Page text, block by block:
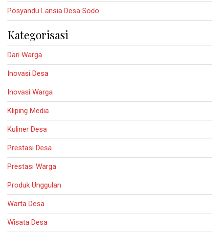
Posyandu Lansia Desa Sodo
Kategorisasi
Dari Warga
Inovasi Desa
Inovasi Warga
Kliping Media
Kuliner Desa
Prestasi Desa
Prestasi Warga
Produk Unggulan
Warta Desa
Wisata Desa